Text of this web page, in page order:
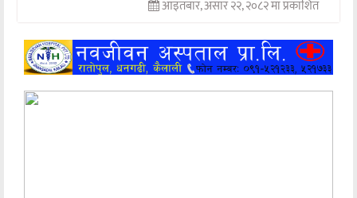
अन्य
आइतबार, असार २२, २०८२ मा प्रकाशित